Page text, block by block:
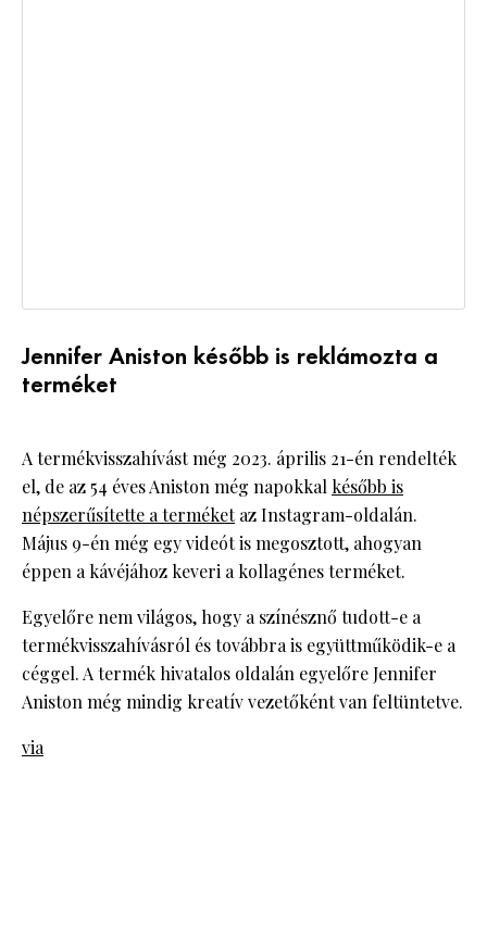
Jennifer Aniston később is reklámozta a
terméket
A termékvisszahívást még 2023. április 21-én rendelték
el, de az 54 éves Aniston még napokkal később is
népszerűsítette a terméketaz Instagram-oldalán.
Május 9-én még egy videót is megosztott, ahogyan
éppen a kávéjához keveri a kollagénes terméket.
Egyelőre nem világos, hogy a színésznő tudott-e a
termékvisszahívásról és továbbra is együttműködik-e a
céggel. A termék hivatalos oldalán egyelőre Jennifer
Aniston még mindig kreatív vezetőként van feltüntetve.
via